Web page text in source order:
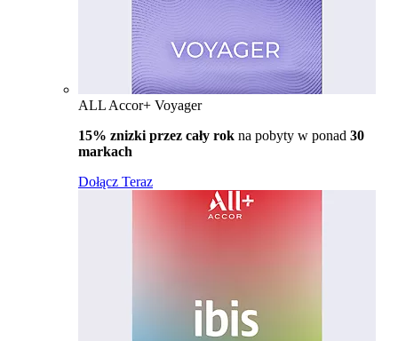
ALL Accor+ Voyager
15% znizki przez cały rok na pobyty w ponad 30
markach
Dołącz Teraz